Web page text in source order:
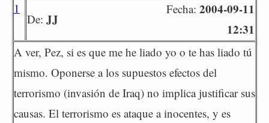
1
De: JJ
Fecha: 2004-09-11
12:31
A ver, Pez, si es que me he liado yo o te has liado tú
mismo. Oponerse a los supuestos efectos del
terrorismo (invasión de Iraq) no implica justificar sus
causas. El terrorismo es ataque a inocentes, y es